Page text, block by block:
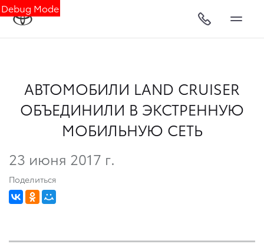
Debug Mode
АВТОМОБИЛИ LAND CRUISER
ОБЪЕДИНИЛИ В ЭКСТРЕННУЮ
МОБИЛЬНУЮ СЕТЬ
23 июня 2017 г.
Поделиться